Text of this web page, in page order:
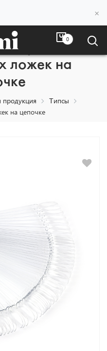
×
0
из
ложек на
продукция
Типсы
на цепочке